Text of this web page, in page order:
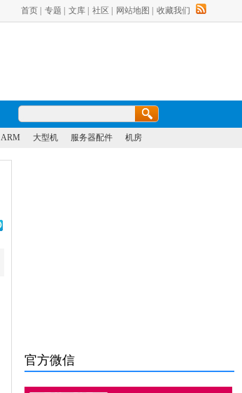
首页 专题 文库 社区 网站地图 收藏我们
ARM 大型机 服务器配件 机房
官方微信